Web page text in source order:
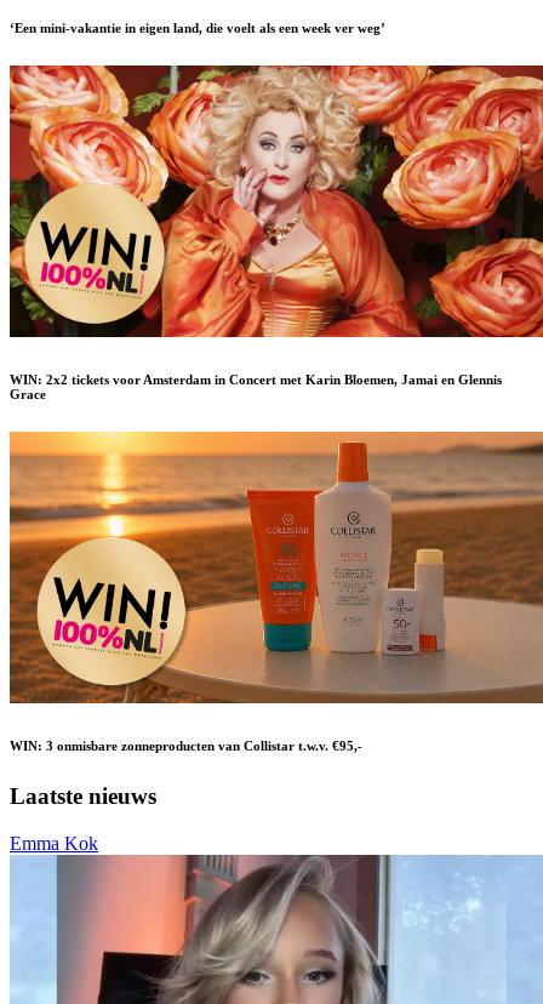
‘Een mini-vakantie in eigen land, die voelt als een week ver weg’
WIN: 2x2 tickets voor Amsterdam in Concert met Karin Bloemen, Jamai en Glennis
Grace
WIN: 3 onmisbare zonneproducten van Collistar t.w.v. €95,-
Laatste nieuws
Emma Kok